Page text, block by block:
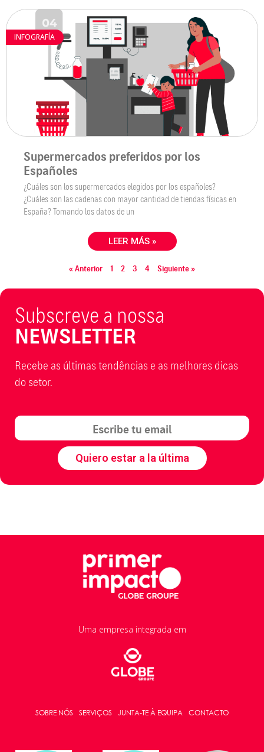
INFOGRAFÍA
Supermercados preferidos por los
Españoles
¿Cuáles son los supermercados elegidos por los españoles?
¿Cuáles son las cadenas con mayor cantidad de tiendas físicas en
España? Tomando los datos de un
LEER MÁS »
« Anterior 1 2 3 4 Siguiente »
Subscreve a nossa
NEWSLETTER
Recebe as últimas tendências e as melhores dicas
do setor.
Quiero estar a la última​
Uma empresa integrada em
SOBRE NÓS SERVIÇOS JUNTA-TE À EQUIPA CONTACTO